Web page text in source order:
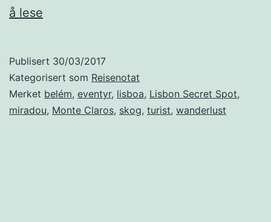
å lese
i
Lisboa
Publisert 30/03/2017
Kategorisert som Reisenotat
Merket belém, eventyr, lisboa, Lisbon Secret Spot,
miradou, Monte Claros, skog, turist, wanderlust